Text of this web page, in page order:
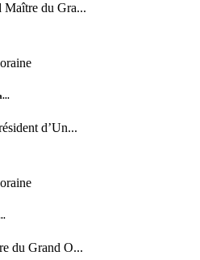
du Gra...
d’Un...
du Grand O...